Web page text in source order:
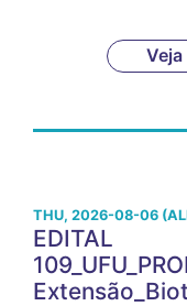
Veja
THU, 2026-08-06
EDITAL